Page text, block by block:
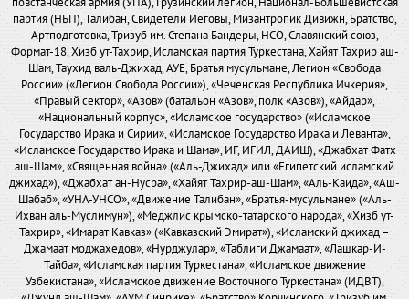
партия (НБП), Талибан, Свидетели Иеговы, Мизантропик Дивижн, Братство,
Артподготовка, Тризуб им. Степана Бандеры, НСО, Славянский союз,
Формат-18, Хизб ут-Тахрир, Исламская партия Туркестана, Хайят Тахрир аш-
Шам, Таухид валь-Джихад, АУЕ, Братья мусульмане, Легион «Свобода
России» («Легион Свобода России»), «Чеченская Республика Ичкерия»,
«Правый сектор», «Азов» (батальон «Азов», полк «Азов»), «Айдар»,
«Национальный корпус», «Исламское государство» («Исламское
Государство Ирака и Сирии», «Исламское Государство Ирака и Леванта»,
«Исламское Государство Ирака и Шама», ИГ, ИГИЛ, ДАИШ), «Джабхат Фатх
аш-Шам», «Священная война» («Аль-Джихад» или «Египетский исламский
джихад»), «Джабхат ан-Нусра», «Хайят Тахрир-аш-Шам», «Аль-Каида», «Аш-
Шабаб», «УНА-УНСО», «Движение Талибан», «Братья-мусульмане» («Аль-
Ихван аль-Муслимун»), «Меджлис крымско-татарского народа», «Хизб ут-
Тахрир», «Имарат Кавказ» («Кавказский Эмират»), «Исламский джихад –
Джамаат моджахедов», «Нурджулар», «Таблиги Джамаат», «Лашкар-И-
Тайба», «Исламская партия Туркестана», «Исламское движение
Узбекистана», «Исламское движение Восточного Туркестана» (ИДВТ),